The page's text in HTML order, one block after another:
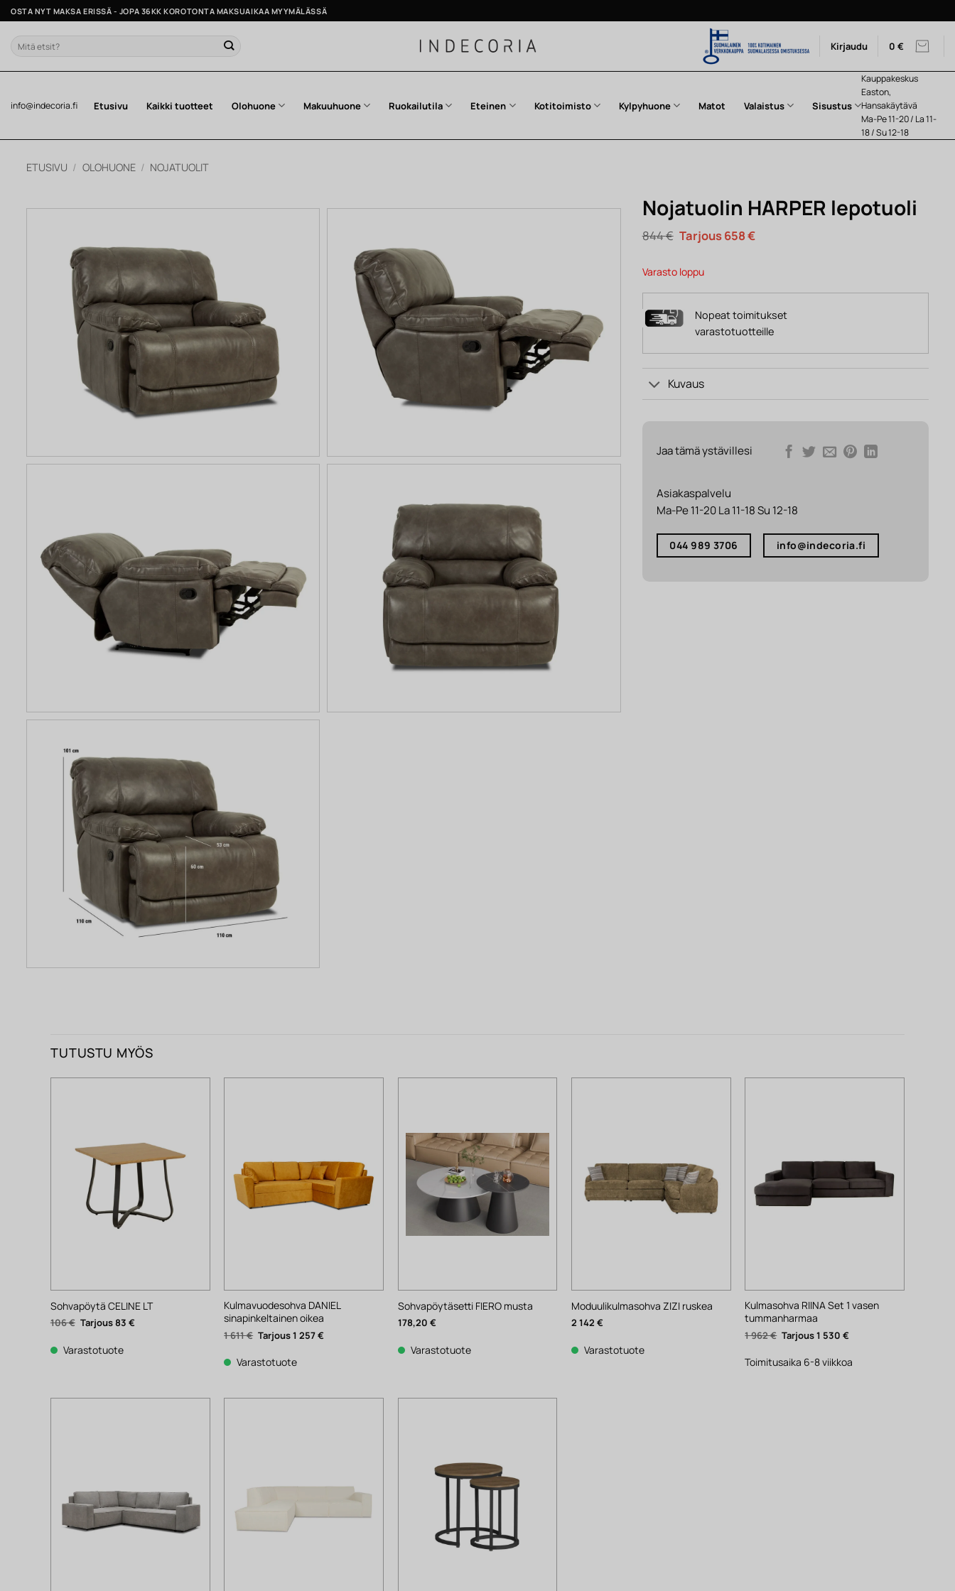
Skip
to
content
OSTA NYT MAKSA ERISSÄ - JOPA 36KK KOROTONTA MAKSUAIKAA MYYMÄLÄSSÄ
Etsi: Kirjaudu 0 €
info@indecoria.fi Etusivu Kaikki tuotteet Olohuone Makuuhuone Ruokailutila Eteinen Kotitoimisto Kylpyhuone Matot Valaistus Sisustus
Kauppakeskus
Easton,
Hansakäytävä
Ma-Pe 11-20 / La 11-
18 / Su 12-18
ETUSIVU / OLOHUONE / NOJATUOLIT
Nojatuolin HARPER lepotuoli
844€ Alkuperäinen
hinta
844 €.
658€Nykyinen
Varasto loppu
Nopeat toimitukset
varastotuotteille
Kuvaus
Jaa tämä ystävillesi
Asiakaspalvelu
Ma-Pe 11-20 La 11-18 Su 12-18
044 989 3706 info@indecoria.fi
TUTUSTU MYÖS
Sohvapöytä CELINE LT
106€ Alkuperäinen
hinta
106 €.
83 €Nykyinen
hinta
Varastotuote
Kulmavuodesohva DANIEL
sinapinkeltainen oikea
1 611€ Alkuperäinen
hinta
1
611 €.
1 257€
Varastotuote
Sohvapöytäsetti FIERO musta
178,20 €
Varastotuote
Moduulikulmasohva ZIZI ruskea
2 142 €
Varastotuote
Kulmasohva RIINA Set 1 vasen
tummanharmaa
1 962€ Alkuperäinen
hinta
1
962 €.
1 530€
1
530 €.
Toimitusaika 6-8 viikkoa